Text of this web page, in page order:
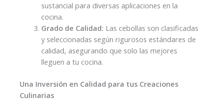
sustancial para diversas aplicaciones en la
cocina.
Grado de Calidad: Las cebollas son clasificadas
y seleccionadas según rigurosos estándares de
calidad, asegurando que solo las mejores
lleguen a tu cocina.
Una Inversión en Calidad para tus Creaciones
Culinarias